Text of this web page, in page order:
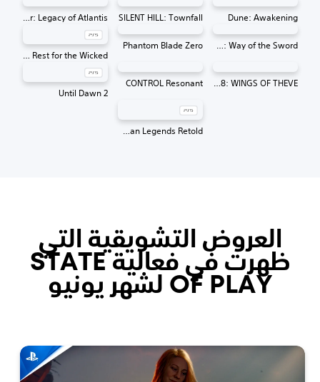
Dune: Awakening
SILENT HILL: Townfall
Tomb Raider: Legacy of Atlantis
Onimusha: Way of the Sword
Phantom Blade Zero
No Rest for the Wicked
ACE COMBAT 8: WINGS OF THEVE
CONTROL Resonant
Until Dawn 2
Rayman Legends Retold
العروض التشويقية التي
ظهرت في فعالية STATE
OF PLAY لشهر يونيو